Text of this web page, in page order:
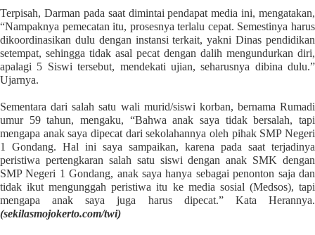
r
g
e
t
=
"
s
e
l
f
"
c
t
Terpisah, Darman pada saat dimintai pendapat media ini, mengatakan,
“Nampaknya pemecatan itu, prosesnya terlalu cepat. Semestinya harus
dikoordinasikan dulu dengan instansi terkait, yakni Dinas pendidikan
setempat, sehingga tidak asal pecat dengan dalih mengundurkan diri,
apalagi 5 Siswi tersebut, mendekati ujian, seharusnya dibina dulu.”
Ujarnya.
Sementara dari salah satu wali murid/siswi korban, bernama Rumadi
umur 59 tahun, mengaku, “Bahwa anak saya tidak bersalah, tapi
mengapa anak saya dipecat dari sekolahannya oleh pihak SMP Negeri
1 Gondang. Hal ini saya sampaikan, karena pada saat terjadinya
peristiwa pertengkaran salah satu siswi dengan anak SMK dengan
SMP Negeri 1 Gondang, anak saya hanya sebagai penonton saja dan
tidak ikut mengunggah peristiwa itu ke media sosial (Medsos), tapi
mengapa anak saya juga harus dipecat.” Kata Herannya.
(sekilasmojokerto.com/twi)